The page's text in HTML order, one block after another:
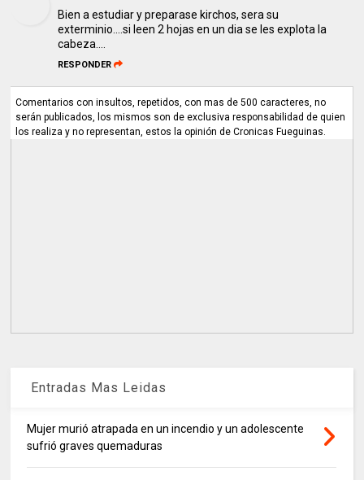
Bien a estudiar y preparase kirchos, sera su
exterminio....si leen 2 hojas en un dia se les explota la
cabeza....
RESPONDER
Comentarios con insultos, repetidos, con mas de 500 caracteres, no
serán publicados, los mismos son de exclusiva responsabilidad de quien
los realiza y no representan, estos la opinión de Cronicas Fueguinas.
Entradas Mas Leidas
Mujer murió atrapada en un incendio y un adolescente
sufrió graves quemaduras